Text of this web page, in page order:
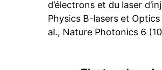
d’électrons et du laser
Physics B-lasers et
al., Nature Photonics 6